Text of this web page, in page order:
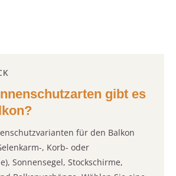
gibt es
für den Balkon
, Korb- oder
Sonnensegel, Stockschirme,